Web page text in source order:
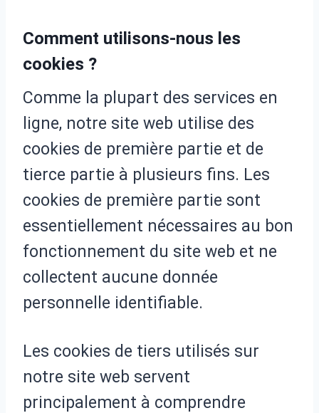
Comment utilisons-nous les
cookies ?
Comme la plupart des services en
ligne, notre site web utilise des
cookies de première partie et de
tierce partie à plusieurs fins. Les
cookies de première partie sont
essentiellement nécessaires au bon
fonctionnement du site web et ne
collectent aucune donnée
personnelle identifiable.
Les cookies de tiers utilisés sur
notre site web servent
principalement à comprendre